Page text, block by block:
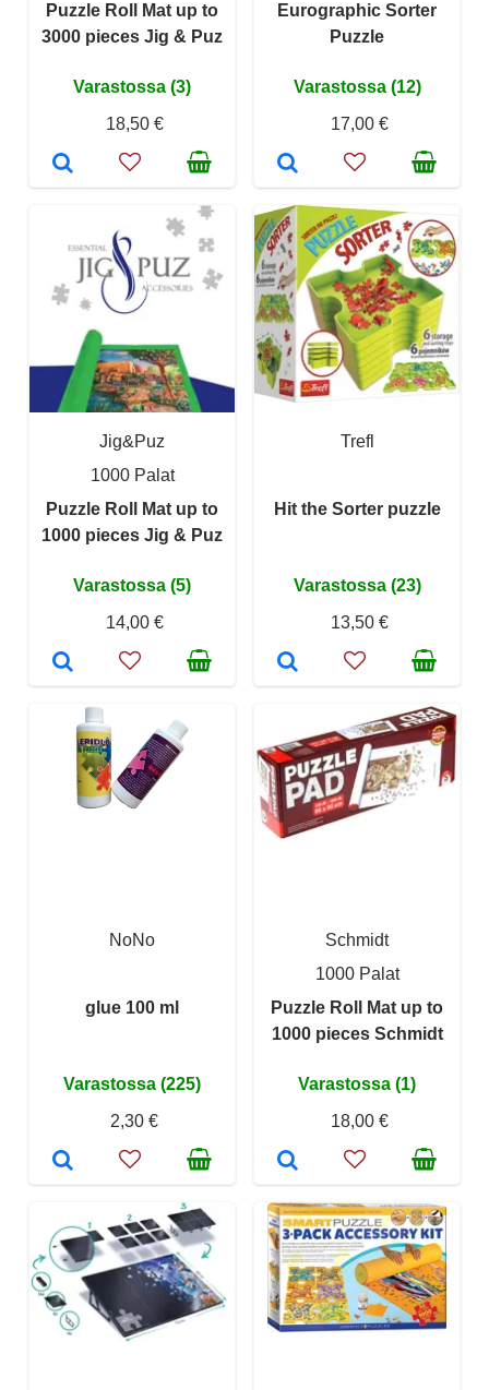
Puzzle Roll Mat up to
3000 pieces Jig & Puz
Varastossa (3)
18,50 €
Eurographic Sorter
Puzzle
Varastossa (12)
17,00 €
Jig&Puz
1000 Palat
Puzzle Roll Mat up to
1000 pieces Jig & Puz
Varastossa (5)
14,00 €
Trefl
Hit the Sorter puzzle
Varastossa (23)
13,50 €
NoNo
glue 100 ml
Varastossa (225)
2,30 €
Schmidt
1000 Palat
Puzzle Roll Mat up to
1000 pieces Schmidt
Varastossa (1)
18,00 €